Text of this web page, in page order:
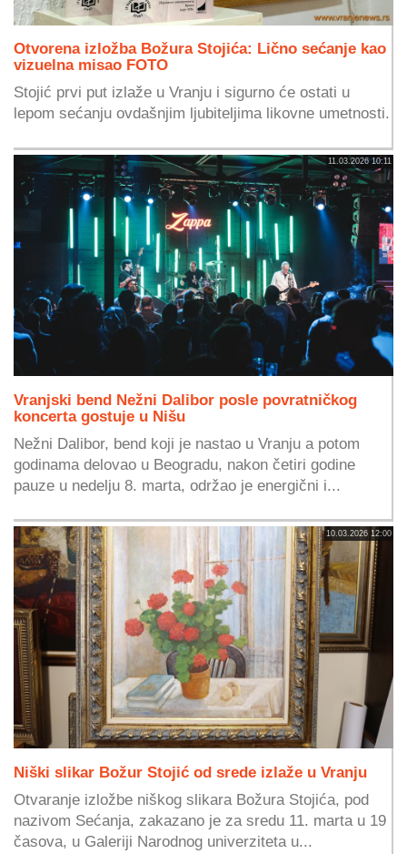
Otvorena izložba Božura Stojića: Lično sećanje kao
vizuelna misao FOTO
Stojić prvi put izlaže u Vranju i sigurno će ostati u
lepom sećanju ovdašnjim ljubiteljima likovne umetnosti.
11.03.2026 10:11
Vranjski bend Nežni Dalibor posle povratničkog
koncerta gostuje u Nišu
Nežni Dalibor, bend koji je nastao u Vranju a potom
godinama delovao u Beogradu, nakon četiri godine
pauze u nedelju 8. marta, održao je energični i...
10.03.2026 12:00
Niški slikar Božur Stojić od srede izlaže u Vranju
Otvaranje izložbe niškog slikara Božura Stojića, pod
nazivom Sećanja, zakazano je za sredu 11. marta u 19
časova, u Galeriji Narodnog univerziteta u...